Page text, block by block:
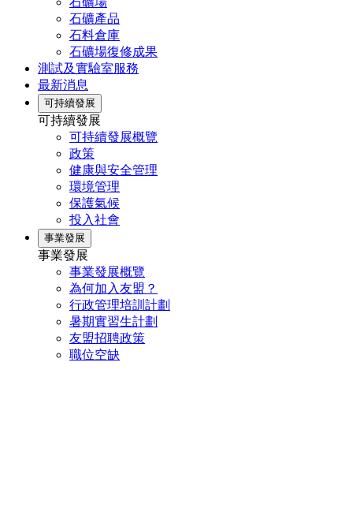
石礦產品
石料倉庫
石礦場復修成果
測試及實驗室服務
最新消息
可持續發展
可持續發展
可持續發展概覽
政策
健康與安全管理
環境管理
保護氣候
投入社會
事業發展
事業發展
事業發展概覽
為何加入友盟？
行政管理培訓計劃
暑期實習生計劃
友盟招聘政策
職位空缺